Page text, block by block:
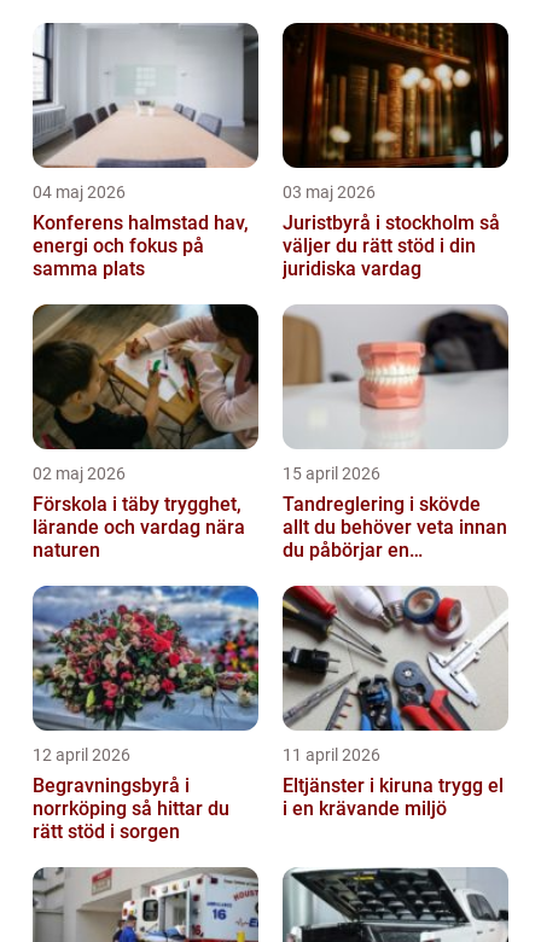
04 maj 2026
Konferens halmstad hav,
energi och fokus på
samma plats
03 maj 2026
Juristbyrå i stockholm så
väljer du rätt stöd i din
juridiska vardag
02 maj 2026
Förskola i täby trygghet,
lärande och vardag nära
naturen
15 april 2026
Tandreglering i skövde
allt du behöver veta innan
du påbörjar en
12 april 2026
Begravningsbyrå i
norrköping så hittar du
rätt stöd i sorgen
11 april 2026
Eltjänster i kiruna trygg el
i en krävande miljö